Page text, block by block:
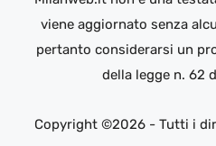
viene aggiornato senza
pertanto considerarsi un
della legge n. 62
Copyright ©2026 - Tutti i